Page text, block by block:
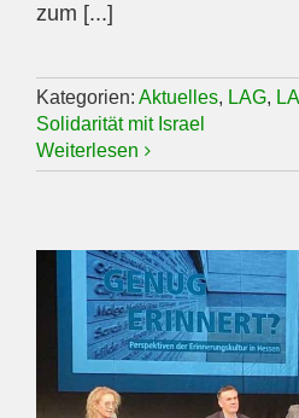
zum [...]
Kategorien: Aktuelles, LAG,
Solidarität mit Israel
Weiterlesen